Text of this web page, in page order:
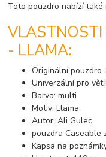
Toto pouzdro nabízí
VLASTNOSTI
- LLAMA:
Originální pouzdro
Univerzální pro
Barva: multi
Motiv: Llama
Autor: Ali Gulec
pouzdra Caseable
Kapsa na